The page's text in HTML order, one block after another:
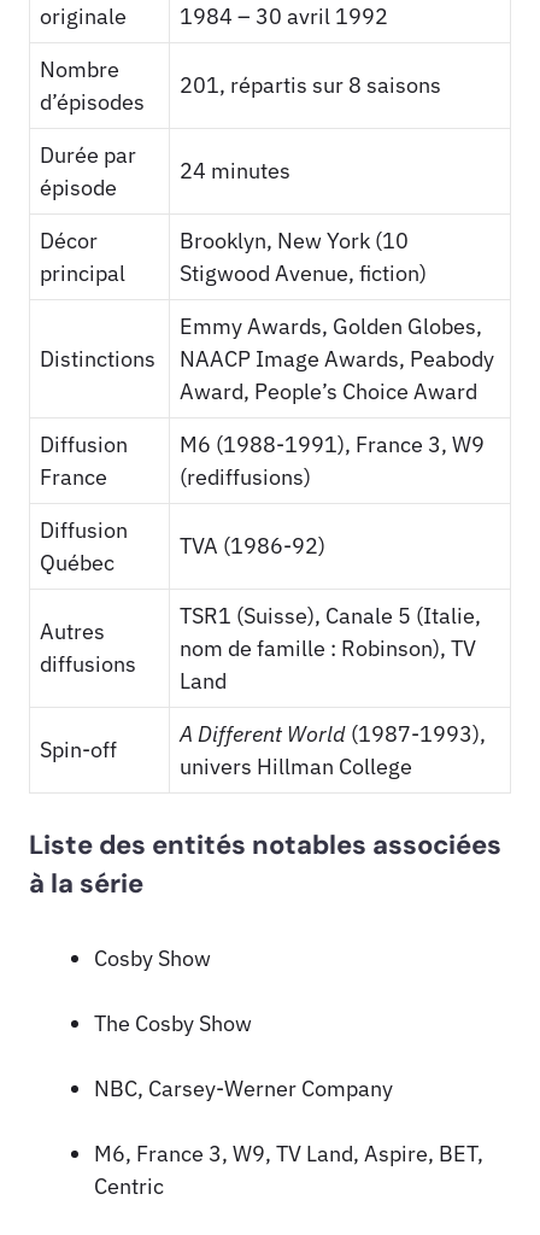
originale
1984 – 30 avril 1992
Nombre
d’épisodes
201, répartis sur 8 saisons
Durée par
épisode
24 minutes
Décor
principal
Brooklyn, New York (10
Stigwood Avenue, fiction)
Distinctions
Emmy Awards, Golden Globes,
NAACP Image Awards, Peabody
Award, People’s Choice Award
Diffusion
France
M6 (1988-1991), France 3, W9
(rediffusions)
Diffusion
Québec
TVA (1986-92)
Autres
diffusions
TSR1 (Suisse), Canale 5 (Italie,
nom de famille : Robinson), TV
Land
Spin-off
A Different World (1987-1993),
univers Hillman College
Liste des entités notables associées
à la série
Cosby Show
The Cosby Show
NBC, Carsey-Werner Company
M6, France 3, W9, TV Land, Aspire, BET,
Centric